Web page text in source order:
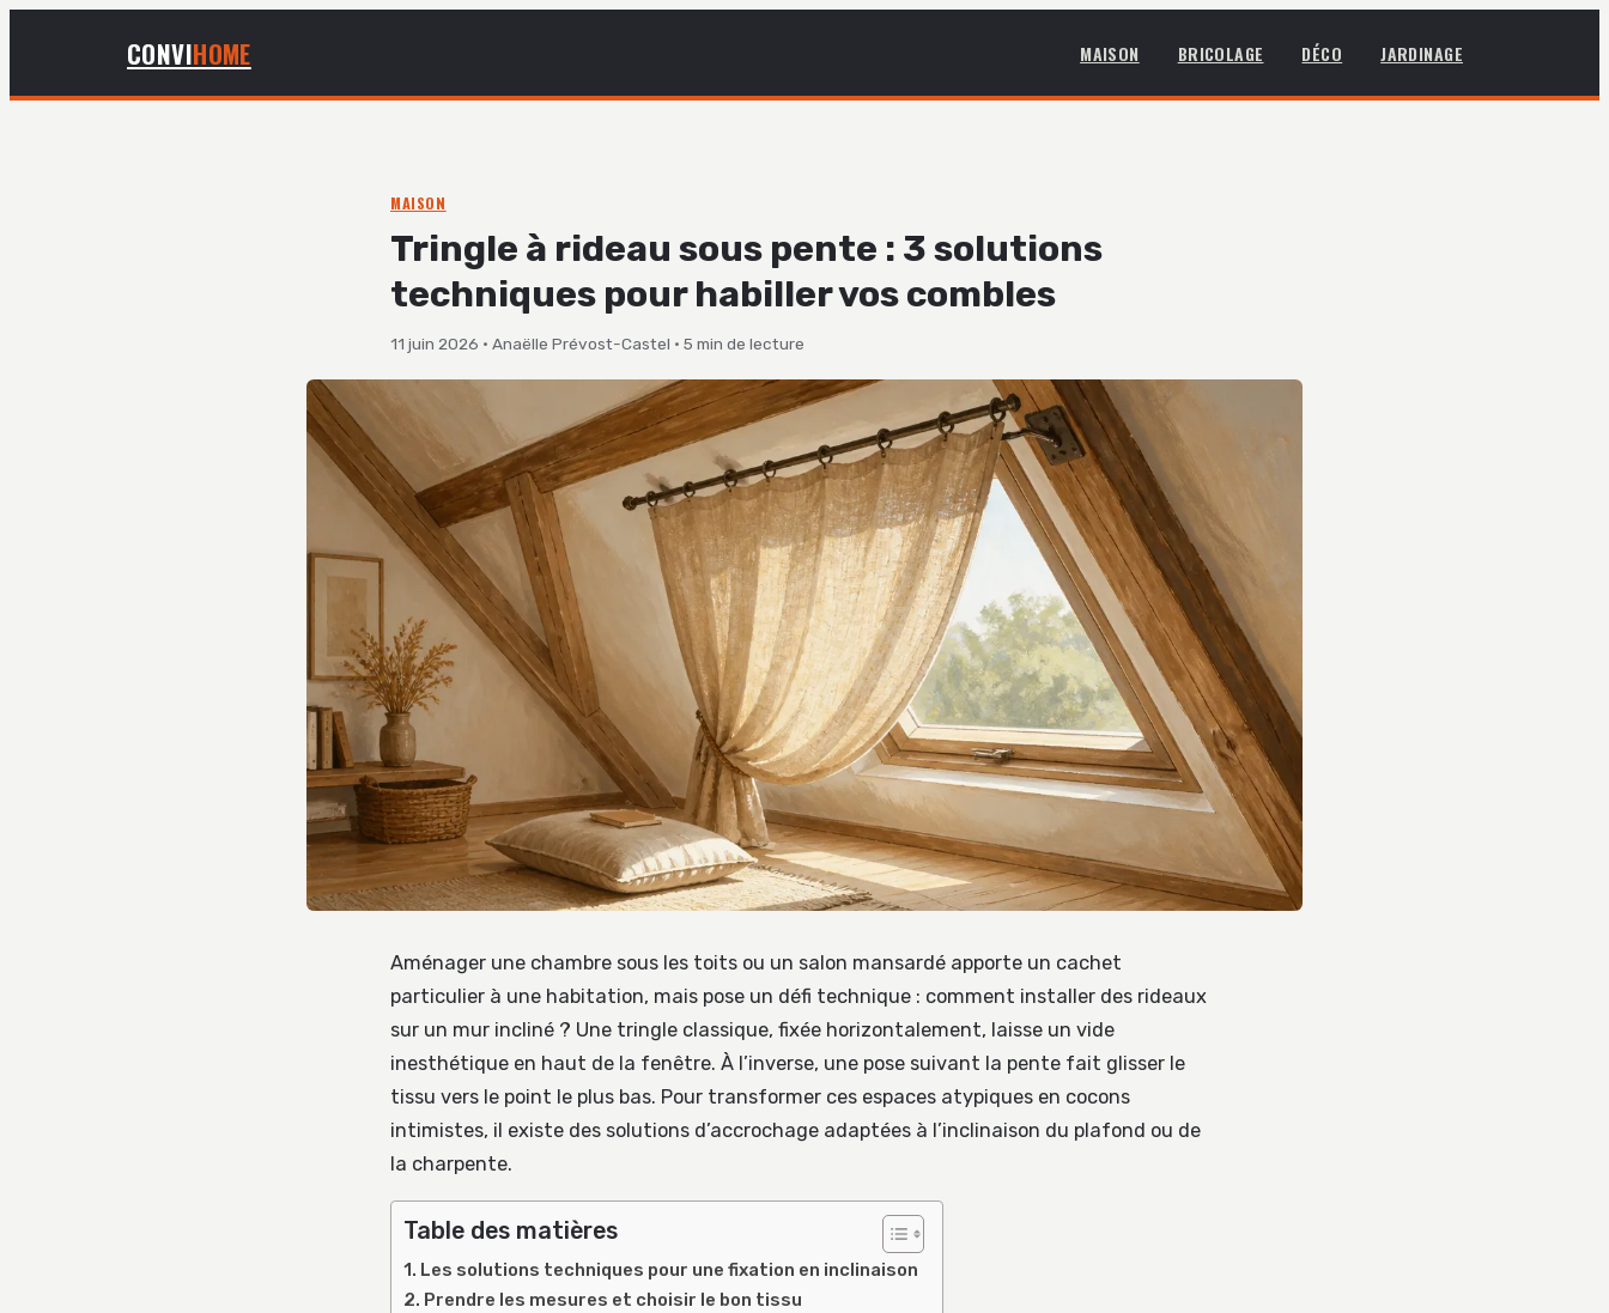
CONVIHOME MAISON BRICOLAGE DÉCO JARDINAGE
MAISON
Tringle à rideau sous pente : 3 solutions
techniques pour habiller vos combles
11 juin 2026 · Anaëlle Prévost-Castel · 5 min de lecture
Aménager une chambre sous les toits ou un salon mansardé apporte un cachet
particulier à une habitation, mais pose un défi technique : comment installer des rideaux
sur un mur incliné ? Une tringle classique, fixée horizontalement, laisse un vide
inesthétique en haut de la fenêtre. À l’inverse, une pose suivant la pente fait glisser le
tissu vers le point le plus bas. Pour transformer ces espaces atypiques en cocons
intimistes, il existe des solutions d’accrochage adaptées à l’inclinaison du plafond ou de
la charpente.
Table des matières
Les solutions techniques pour une fixation en inclinaison
Prendre les mesures et choisir le bon tissu